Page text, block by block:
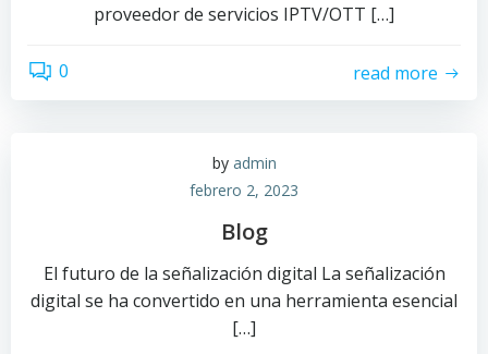
proveedor de servicios IPTV/OTT […]
0 read more
by admin
febrero 2, 2023
Blog
El futuro de la señalización digital La señalización
digital se ha convertido en una herramienta esencial
[…]